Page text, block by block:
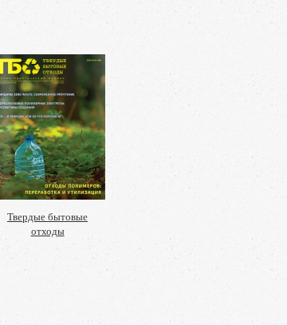
Твердые бытовые
отходы